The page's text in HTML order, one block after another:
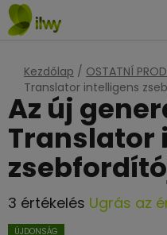
Ugrás
a
tartalomhoz
Kezdőlap / OSTATNÍ
Translator intelligens
Az új
Translator
A
termék
3 értékelés Ugrás az
ÚJDONSÁG